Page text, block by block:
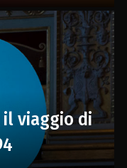
viaggio di